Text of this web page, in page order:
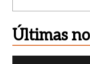
Últimas